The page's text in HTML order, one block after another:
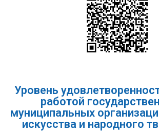
Уровень
работой
муниципальных
искусства и народного